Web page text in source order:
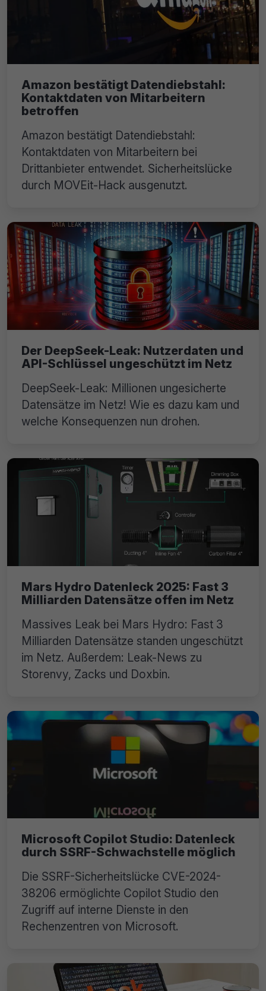
Amazon bestätigt Datendiebstahl:
Kontaktdaten von Mitarbeitern
betroffen
Amazon bestätigt Datendiebstahl:
Kontaktdaten von Mitarbeitern bei
Drittanbieter entwendet. Sicherheitslücke
durch MOVEit-Hack ausgenutzt.
Der DeepSeek-Leak: Nutzerdaten und
API-Schlüssel ungeschützt im Netz
DeepSeek-Leak: Millionen ungesicherte
Datensätze im Netz! Wie es dazu kam und
welche Konsequenzen nun drohen.
Mars Hydro Datenleck 2025: Fast 3
Milliarden Datensätze offen im Netz
Massives Leak bei Mars Hydro: Fast 3
Milliarden Datensätze standen ungeschützt
im Netz. Außerdem: Leak-News zu
Storenvy, Zacks und Doxbin.
Microsoft Copilot Studio: Datenleck
durch SSRF-Schwachstelle möglich
Die SSRF-Sicherheitslücke CVE-2024-
38206 ermöglichte Copilot Studio den
Zugriff auf interne Dienste in den
Rechenzentren von Microsoft.